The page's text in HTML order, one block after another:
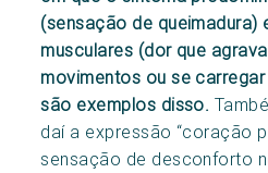
(sensação de queimadura)
musculares (dor que
movimentos ou se
são exemplos disso.
daí a expressão “coração
sensação de desconforto